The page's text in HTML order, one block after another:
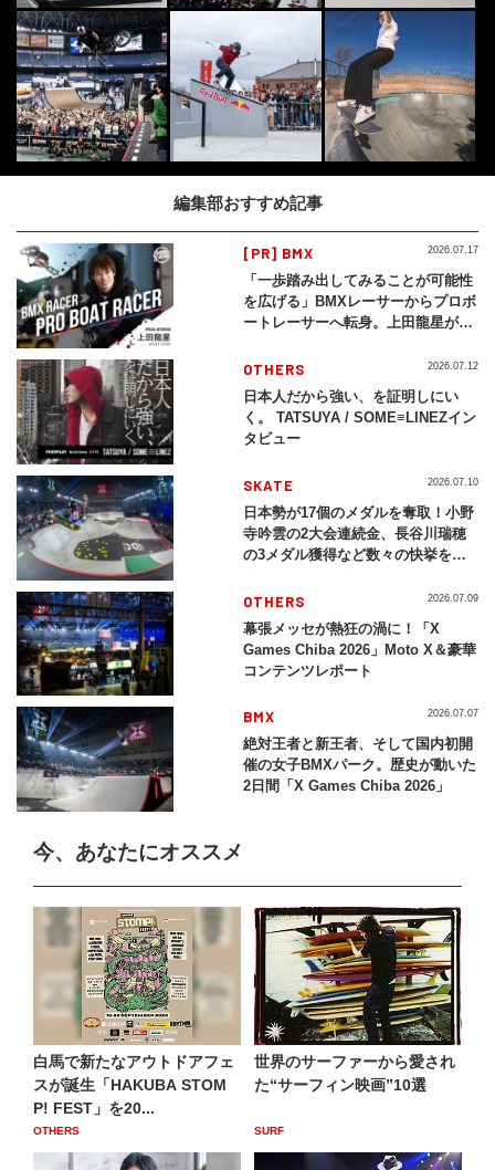
編集部おすすめ記事
[PR] BMX
「一歩踏み出してみることが可能性
を広げる」BMXレーサーからプロボ
ートレーサーへ転身。上田龍星が体
2026.07.17
OTHERS
日本人だから強い、を証明しにい
く。 TATSUYA / SOME≡LINEZイン
タビュー
2026.07.12
SKATE
日本勢が17個のメダルを奪取！小野
寺吟雲の2大会連続金、長谷川瑞穂
の3メダル獲得など数々の快挙をプ
2026」
2026.07.10
OTHERS
幕張メッセが熱狂の渦に！「X
Games Chiba 2026」Moto X＆豪華
コンテンツレポート
2026.07.09
BMX
絶対王者と新王者、そして国内初開
催の女子BMXパーク。歴史が動いた
2日間「X Games Chiba 2026」
2026.07.07
今、あなたにオススメ
白馬で新たなアウトドアフェ
スが誕生「HAKUBA STOM
P! FEST」を20...
OTHERS
世界のサーファーから愛され
た“サーフィン映画”10選
SURF